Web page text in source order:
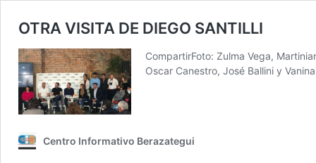
OTRA VISITA DE DIEGO SANTILLI
CompartirFoto: Zulma Vega,
Oscar Canestro, José Ballini y
Centro Informativo Berazategui